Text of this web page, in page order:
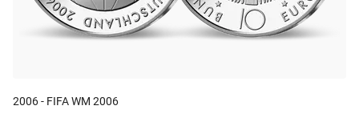
2006 - FIFA WM 2006